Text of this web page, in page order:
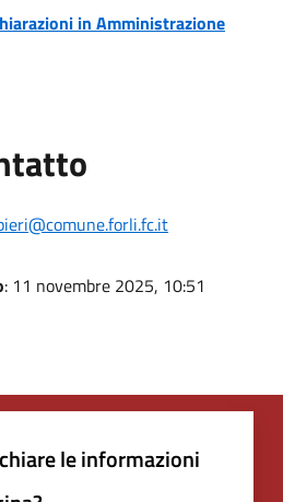
in Amministrazione
: 11 novembre 2025, 10:51
le informazioni